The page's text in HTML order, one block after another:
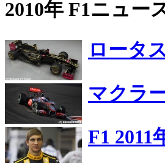
2010年 F1ニュー
ロータ
マクラ
F1 2011